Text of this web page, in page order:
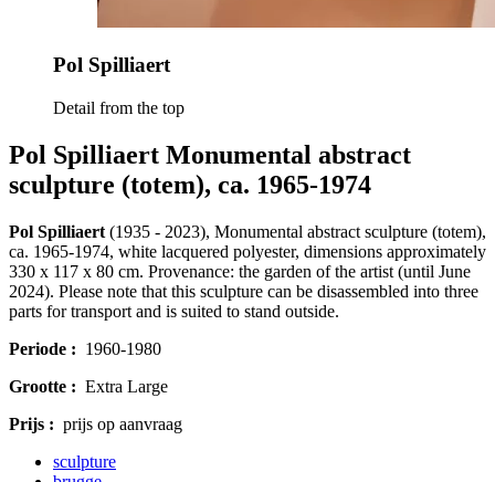
Pol Spilliaert
Detail from the top
Pol Spilliaert Monumental abstract
sculpture (totem), ca. 1965-1974
Pol Spilliaert (1935 - 2023), Monumental abstract sculpture (totem),
ca. 1965-1974, white lacquered polyester, dimensions approximately
330 x 117 x 80 cm. Provenance: the garden of the artist (until June
2024). Please note that this sculpture can be disassembled into three
parts for transport and is suited to stand outside.
Periode : 1960-1980
Grootte : Extra Large
Prijs : prijs op aanvraag
sculpture